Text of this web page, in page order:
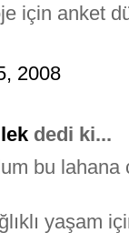
için anket
2008
dedi ki...
bu lahana
yaşam